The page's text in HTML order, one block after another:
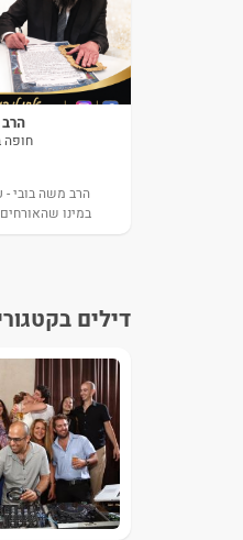
חופה
הרב משה בובי -
במינו
דילים